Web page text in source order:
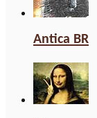
Antica BR